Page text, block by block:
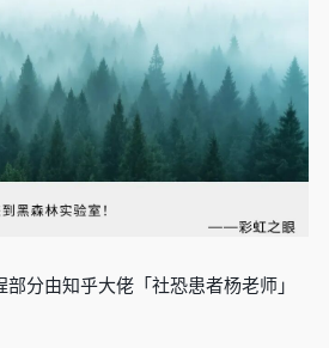
部分由知乎大佬「社恐患者杨老师」